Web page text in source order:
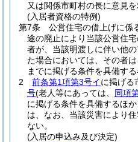
又は関係市町村の長に意見を
(入居者資格の特例)
第7条
公営住宅の借上げに係
途の廃止により当該公営住
者が、当該明渡しに伴い他
た場合においては、その者は
までに掲げる条件を具備する
2
前条第1項第3号イに掲げる
号(老人等にあっては、 同項
に掲げる条件を具備するほ
は、なお、当該災害により
ない。
(入居の申込み及び決定)